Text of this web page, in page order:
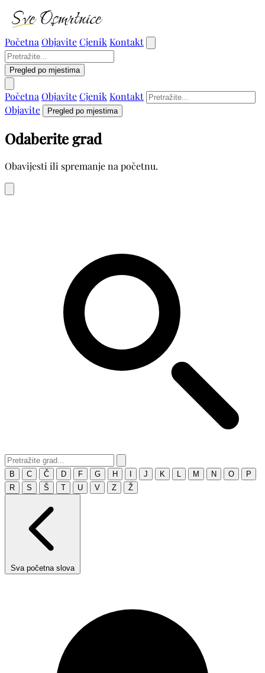
Početna ObjaviteCjenik Kontakt
Pregled po mjestima
Početna ObjaviteCjenik Kontakt
Objavite
Pregled po mjestima
Odaberite grad
Obavijesti ili spremanje na početnu.
B C Č D F G H J K M N O
P
R
S Š T U V Z Ž
Sva početna slova